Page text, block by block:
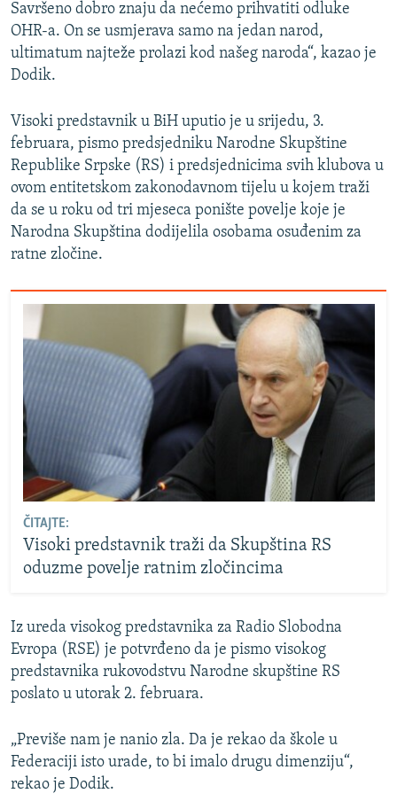
SVE KARTE DEJTONA
NASTANAK I RASPAD JUGOSLAVIJE
Savršeno dobro znaju da nećemo prihvatiti odluke
OHR-a. On se usmjerava samo na jedan narod,
ultimatum najteže prolazi kod našeg naroda“, kazao je
Dodik.
Visoki predstavnik u BiH uputio je u srijedu, 3.
februara, pismo predsjedniku Narodne Skupštine
Republike Srpske (RS) i predsjednicima svih klubova u
ovom entitetskom zakonodavnom tijelu u kojem traži
da se u roku od tri mjeseca ponište povelje koje je
Narodna Skupština dodijelila osobama osuđenim za
ratne zločine.
ČITAJTE:
Visoki predstavnik traži da Skupština RS
oduzme povelje ratnim zločincima
Iz ureda visokog predstavnika za Radio Slobodna
Evropa (RSE) je potvrđeno da je pismo visokog
predstavnika rukovodstvu Narodne skupštine RS
poslato u utorak 2. februara.
„Previše nam je nanio zla. Da je rekao da škole u
Federaciji isto urade, to bi imalo drugu dimenziju“,
rekao je Dodik.